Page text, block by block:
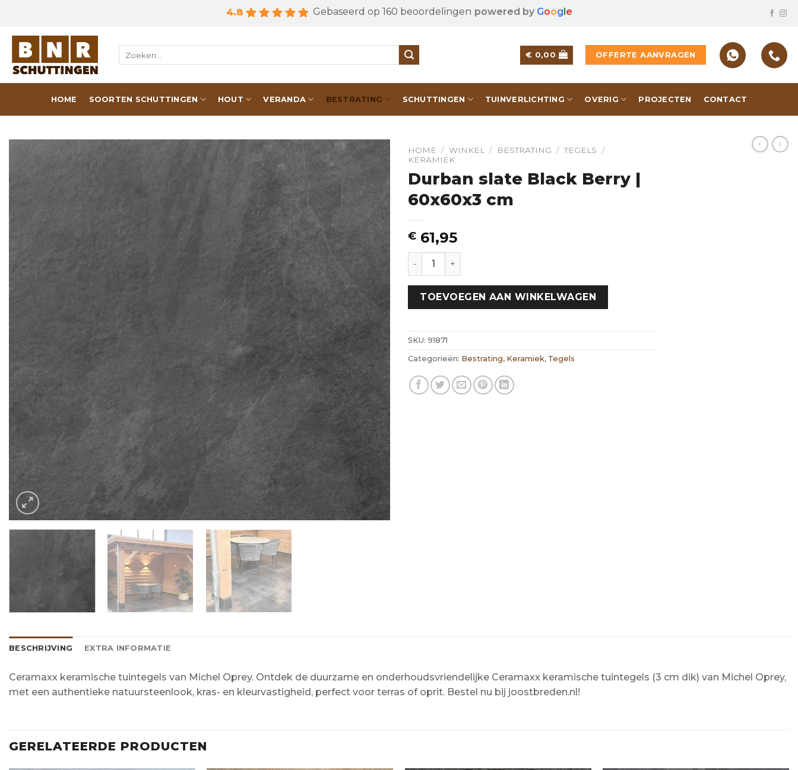
content
4.8 Gebaseerd op 160 beoordelingen powered by Google
€ 0,00 OFFERTE AANVRAGEN
HOME SOORTEN SCHUTTINGEN HOUT VERANDA BESTRATING SCHUTTINGEN TUINVERLICHTING OVERIG PROJECTEN CONTACT
HOME / WINKEL / BESTRATING / TEGELS
/
KERAMIEK
Durban slate Black Berry |
60x60x3 cm
€ 61,95
Durban slate Black Berry | 60x60x3 cm hoeveelheid
TOEVOEGEN AAN WINKELWAGEN
SKU: 91871
Categorieën: Bestrating, Keramiek, Tegels
BESCHRIJVING EXTRA INFORMATIE
Ceramaxx keramische tuintegels van Michel Oprey. Ontdek de duurzame en onderhoudsvriendelijke Ceramaxx keramische tuintegels (3 cm dik) van Michel Oprey,
met een authentieke natuursteenlook, kras- en kleurvastigheid, perfect voor terras of oprit. Bestel nu bij joostbreden.nl!
GERELATEERDE PRODUCTEN